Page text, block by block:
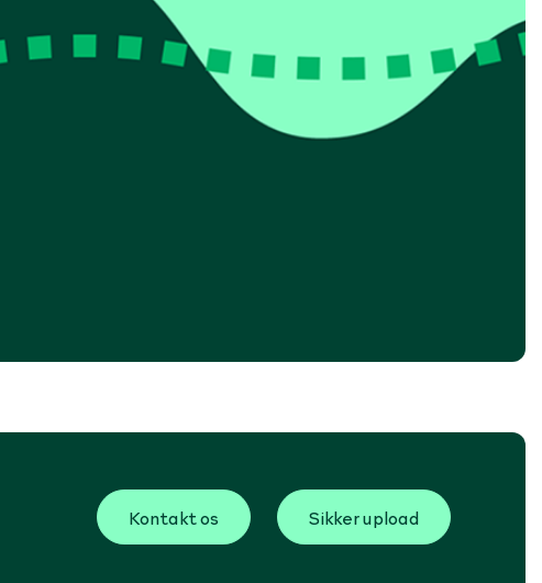
Kontakt os Sikker upload